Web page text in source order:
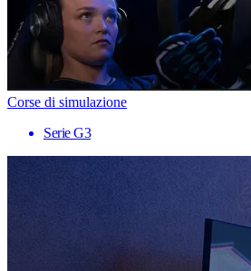
Corse di simulazione
Serie G3